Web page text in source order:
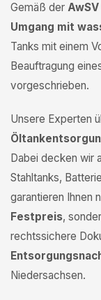
Gemäß der
Umgang mit
Tanks mit einem
Beauftragung
vorgeschrieben.
Unsere Experten
Dabei decken wir
Stahltanks,
garantieren Ihnen
Festpreis,
rechtssichere
Niedersachsen.